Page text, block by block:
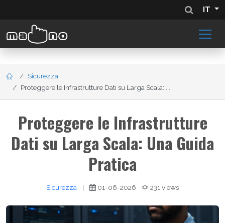
IT
Sicurezza
Proteggere le Infrastrutture Dati su Larga Scala: ...
Proteggere le Infrastrutture
Dati su Larga Scala: Una Guida
Pratica
Sicurezza | 01-06-2026 231 views